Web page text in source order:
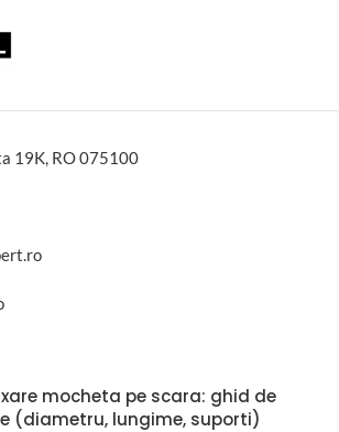
19K, RO 075100
mocheta pe scara: ghid de
(diametru, lungime, suporti)